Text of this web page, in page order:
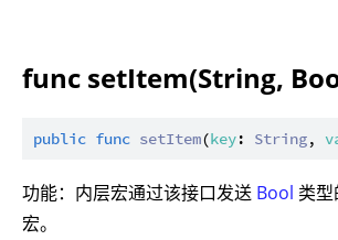
func setItem(String,
public func setItem(key: String,
功能：内层宏通过该接口发送 Bool 类
宏。